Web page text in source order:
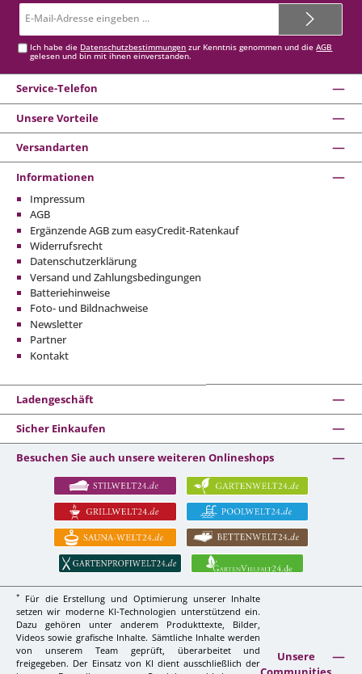
Mail-
Ich habe die Datenschutzbestimmungen zur Kenntnis genommen und dieAGB
gelesen und bin mit ihnen einverstanden.
Service-Telefon
Unsere Vorteile
Versandarten
Informationen
Impressum
AGB
Ergänzende AGB zum easyCredit-Ratenkauf
Widerrufsrecht
Datenschutzerklärung
Versand und Zahlungsbedingungen
Batteriehinweise
Foto- und Bildnachweise
Newsletter
Partner
Kontakt
Ladengeschäft
Sicher Einkaufen
Besuchen Sie auch unsere weiteren Onlineshops
*
Für die Erstellung und Optimierung unserer Inhalte
setzen wir moderne KI-Technologien unterstützend ein.
Dazu gehören unter anderem Produkttexte, Bilder,
Videos sowie grafische Inhalte. Sämtliche Inhalte werden
von unserem Team geprüft, überarbeitet und
freigegeben. Der Einsatz von KI dient ausschließlich der
Unsere